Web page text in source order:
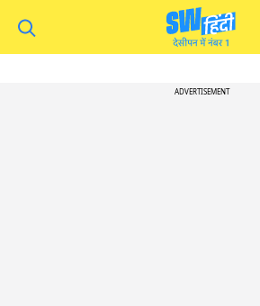
ADVERTISEMENT